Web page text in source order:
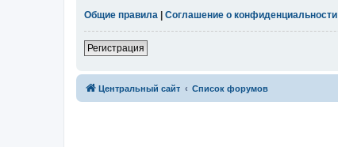
Общие правила
Соглашение о конфиденциальности
Регистрация
Центральный сайт Список форумов